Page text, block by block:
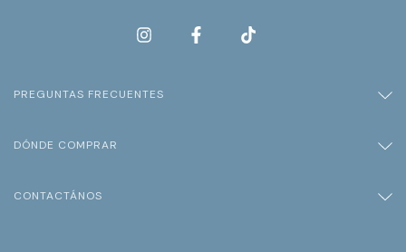
PREGUNTAS FRECUENTES
DÓNDE COMPRAR
CONTACTÁNOS